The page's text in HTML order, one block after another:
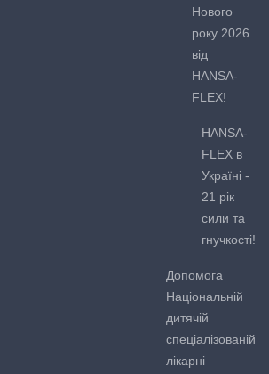
Нового
року 2026
від
HANSA-
FLEX!
HANSA-
FLEX в
Україні -
21 рік
сили та
гнучкості!
Допомога
Національній
дитячій
спеціалізованій
лікарні